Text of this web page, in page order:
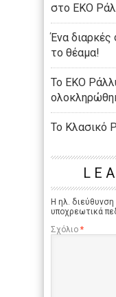
στο ΕΚΟ
Ένα
το θέαμα!
Το ΕΚΟ
Το Κλασικό
Η ηλ. διεύθυνση
υποχρεωτικά
Σχόλιο *